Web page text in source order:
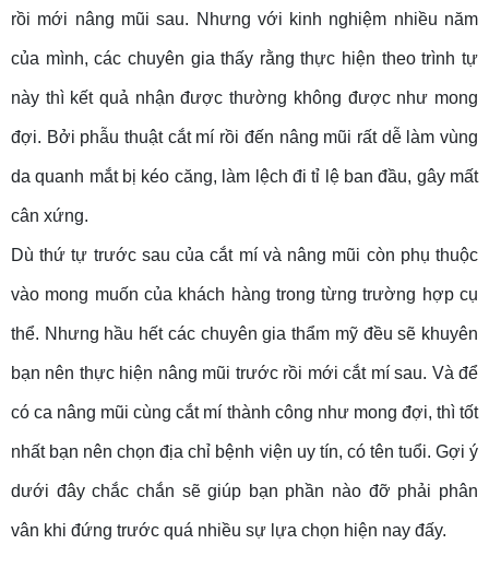
rồi mới nâng mũi sau. Nhưng với kinh nghiệm nhiều năm
của mình, các chuyên gia thấy rằng thực hiện theo trình tự
này thì kết quả nhận được thường không được như mong
đợi. Bởi phẫu thuật cắt mí rồi đến nâng mũi rất dễ làm vùng
da quanh mắt bị kéo căng, làm lệch đi tỉ lệ ban đầu, gây mất
cân xứng.
Dù thứ tự trước sau của cắt mí và nâng mũi còn phụ thuộc
vào mong muốn của khách hàng trong từng trường hợp cụ
thể. Nhưng hầu hết các chuyên gia thẩm mỹ đều sẽ khuyên
bạn nên thực hiện nâng mũi trước rồi mới cắt mí sau. Và để
có ca nâng mũi cùng cắt mí thành công như mong đợi, thì tốt
nhất bạn nên chọn địa chỉ bệnh viện uy tín, có tên tuổi. Gợi ý
dưới đây chắc chắn sẽ giúp bạn phần nào đỡ phải phân
vân khi đứng trước quá nhiều sự lựa chọn hiện nay đấy.